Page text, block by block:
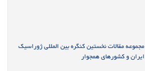
مجموعه مقالات نخستین کنگره بین المللی ژوراسیک
ایران و کشورهای همجوار